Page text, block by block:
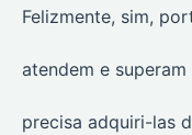
Felizmente, sim,
atendem e
precisa adquiri-las